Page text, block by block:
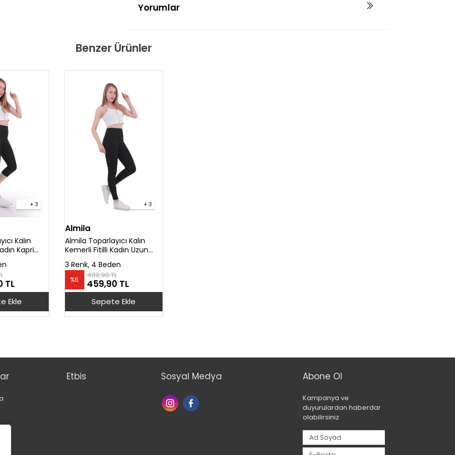
Yorumlar
Benzer Ürünler
+ 3
Kalın
Kapri
TL
Ekle
+ 3
Almila
Almila Toparlayıcı Kalın
Kemerli Fitilli Kadın Uzun
Tayt 4084
3 Renk, 4 Beden
%6 489,90 TL
459,90 TL
Sepete Ekle
Etbis Sosyal Medya Abone Ol
Kampanya ve
duyurulardan haberdar
olabilirsiniz